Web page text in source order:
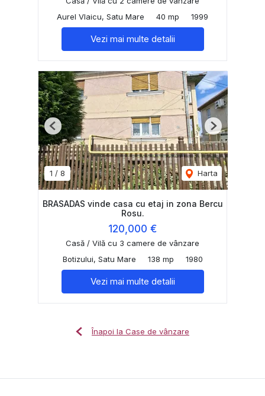
Aurel Vlaicu, Satu Mare
40 mp 1999
Vezi mai multe detalii
1 / 8 Harta
Previous Next
BRASADAS vinde casa cu etaj in zona Bercu
Rosu.
120,000 €
Casă / Vilă cu 3 camere de vânzare
Botizului, Satu Mare
138 mp 1980
Vezi mai multe detalii
Înapoi la Case de vânzare